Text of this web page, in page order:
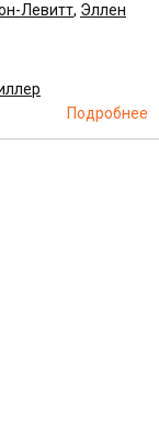
Левитт, Эллен
Подробнее